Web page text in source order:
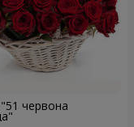
червона